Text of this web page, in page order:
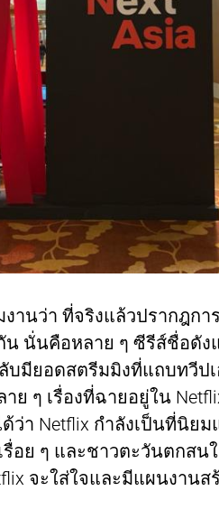
านว่า ที่จริงแล้วปรากฎก
น นั่นคือหลาย ๆ ซีรีส์ชื่อดั
บมียอดสตรีมมิงที่แถบทวีป
ย ๆ เรื่องที่ฉายอยู่ใน
า Netflix กำลังเป็นที่นิยม
อย ๆ และชาวตะวันตกสนใ
จะใส่ใจและมีแผนงานส